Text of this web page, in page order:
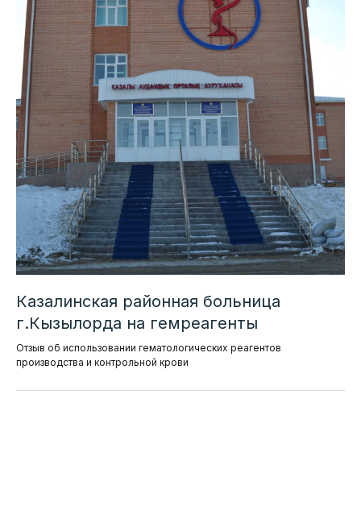
Казалинская районная больница
г.Кызылорда на гемреагенты
Отзыв об использовании гематологических реагентов
производства и контрольной крови